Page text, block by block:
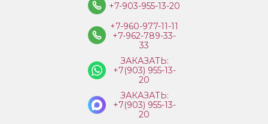
+7-903-955-13-20
+7-960-977-11-11
+7-962-789-33-
33
ЗАКАЗАТЬ:
+7(903) 955-13-
20
ЗАКАЗАТЬ:
+7(903) 955-13-
20